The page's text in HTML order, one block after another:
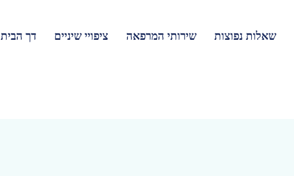
דך הבית ציפויי שיניים שירותי המרפאה שאלות נפוצות